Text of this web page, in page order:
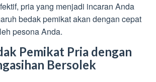
pria yang menjadi incaran Anda
bedak pemikat akan dengan cepat
pesona Anda.
Pemikat Pria dengan
Bersolek